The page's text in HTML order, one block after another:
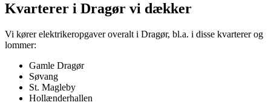
Kvarterer i Dragør vi dækker
Vi kører elektrikeropgaver overalt i Dragør, bl.a. i disse kvarterer og
lommer:
Gamle Dragør
Søvang
St. Magleby
Hollænderhallen